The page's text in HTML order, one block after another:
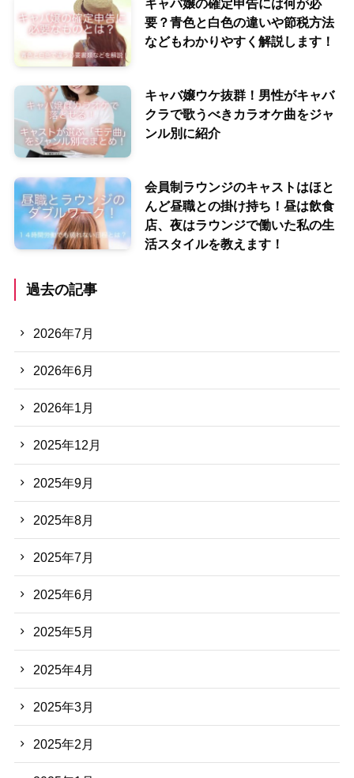
キャバ嬢の確定申告には何が必
要？青色と白色の違いや節税方法
などもわかりやすく解説します！
キャバ嬢ウケ抜群！男性がキャバ
クラで歌うべきカラオケ曲をジャ
ンル別に紹介
会員制ラウンジのキャストはほと
んど昼職との掛け持ち！昼は飲食
店、夜はラウンジで働いた私の生
活スタイルを教えます！
過去の記事
2026年7月
2026年6月
2026年1月
2025年12月
2025年9月
2025年8月
2025年7月
2025年6月
2025年5月
2025年4月
2025年3月
2025年2月